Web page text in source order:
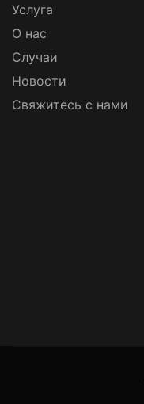
Услуга
О нас
Случаи
Новости
Свяжитесь с нами